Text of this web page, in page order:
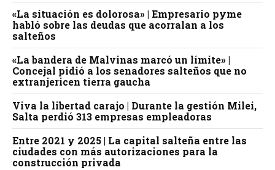
«La situación es dolorosa» | Empresario pyme
habló sobre las deudas que acorralan a los
salteños
«La bandera de Malvinas marcó un límite» |
Concejal pidió a los senadores salteños que no
extranjericen tierra gaucha
Viva la libertad carajo | Durante la gestión Milei,
Salta perdió 313 empresas empleadoras
Entre 2021 y 2025 | La capital salteña entre las
ciudades con más autorizaciones para la
construcción privada